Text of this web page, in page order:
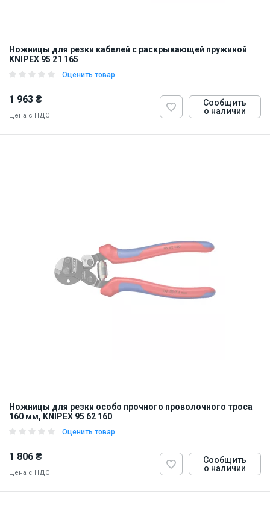
Ножницы для резки кабелей с раскрывающей пружиной
KNIPEX 95 21 165
Оценить товар
1 963 ₴
Цена с НДС
Сообщить
о наличии
Ножницы для резки особо прочного проволочного троса
160 мм, KNIPEX 95 62 160
Оценить товар
1 806 ₴
Цена с НДС
Сообщить
о наличии